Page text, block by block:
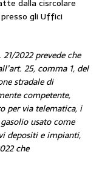
dalla cisrcolare
gli Uffici
2022 prevede che
25, comma 1, del
stradale di
competente,
per via telematica, i
usato come
depositi e impianti,
che